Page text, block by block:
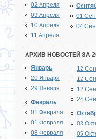
02 Апреля
03 Апреля
10 Апреля
11 Апреля
01
04
АРХИВ НОВОСТЕЙ ЗА
Январь
20 Января
29 Января
Февраль
01 Февраля
01 Февраля
08 Февраля
12
12
12
24
03
05